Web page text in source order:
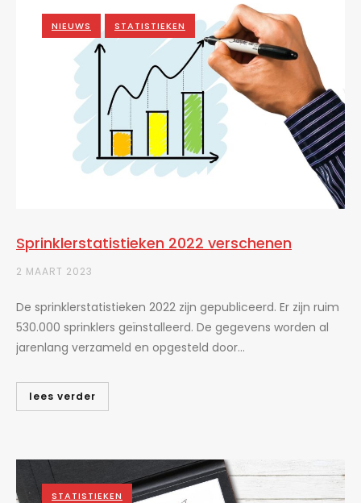
NIEUWS STATISTIEKEN
Sprinklerstatistieken 2022 verschenen
2 MAART 2023
De sprinklerstatistieken 2022 zijn gepubliceerd. Er zijn ruim
530.000 sprinklers geïnstalleerd. De gegevens worden al
jarenlang verzameld en opgesteld door...
lees verder
STATISTIEKEN